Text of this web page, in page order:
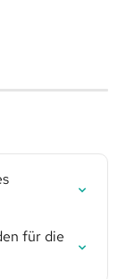
für die